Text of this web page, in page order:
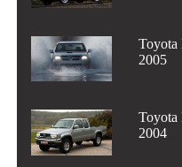
2005
2004